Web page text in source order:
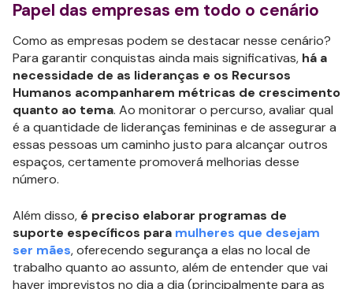
Papel das empresas em todo o cenário
Como as empresas podem se destacar nesse cenário?
Para garantir conquistas ainda mais significativas, há a
necessidade de as lideranças e os Recursos
Humanos acompanharem métricas de crescimento
quanto ao tema. Ao monitorar o percurso, avaliar qual
é a quantidade de lideranças femininas e de assegurar a
essas pessoas um caminho justo para alcançar outros
espaços, certamente promoverá melhorias desse
número.
Além disso, é preciso elaborar programas de
suporte específicos para mulheres que desejam
ser mães, oferecendo segurança a elas no local de
trabalho quanto ao assunto, além de entender que vai
haver imprevistos no dia a dia (principalmente para as